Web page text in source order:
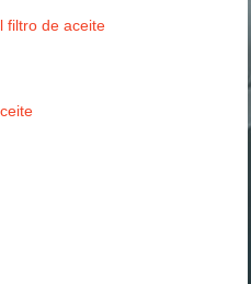
filtro de aceite